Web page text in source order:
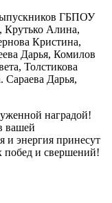
ГБПОУ
Алина,
Кристина,
Дарья, Комилов
Толстикова
Сараева Дарья,
наградой!
вашей
и энергия принесут
и свершений!